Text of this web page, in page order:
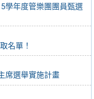
學年度管樂團團員甄選
名單！
席選舉實施計畫